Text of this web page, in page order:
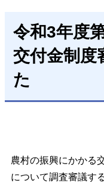
令和3年度
交付金制度
た
農村の振興にかかる
について調査審議す